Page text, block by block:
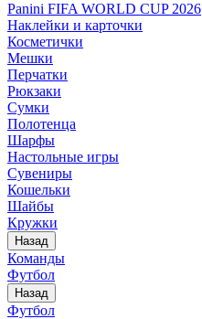
Panini FIFA WORLD CUP 2026
Наклейки и карточки
Косметички
Мешки
Перчатки
Рюкзаки
Сумки
Полотенца
Шарфы
Настольные игры
Сувениры
Кошельки
Шайбы
Кружки
Назад
Команды
Футбол
Назад
Футбол